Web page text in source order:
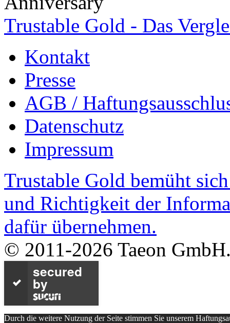
Trustable Gold - Das
Kontakt
Presse
AGB /
Datenschutz
Impressum
Trustable Gold bemüht
und Richtigkeit der
dafür übernehmen.
© 2011-2026 Taeon
secured
by
Durch die weitere Nutzung der Seite stimmen Sie unserem